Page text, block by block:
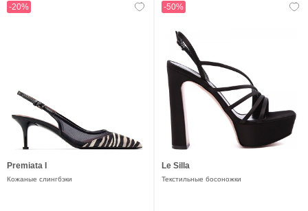
-20%
Premiata I
Кожаные слингбэки
-50%
Le Silla
Текстильные босоножки